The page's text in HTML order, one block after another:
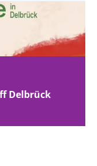
Delbrück